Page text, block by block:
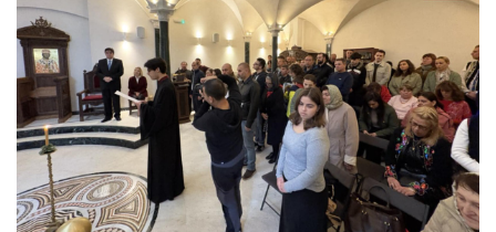
i
g
a
t
i
o